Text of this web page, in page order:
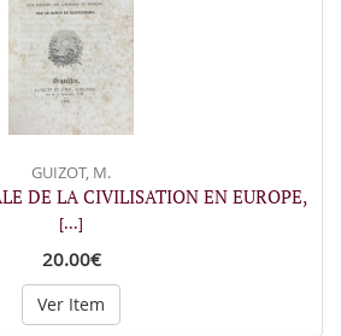
GUIZOT, M.
DE LA CIVILISATION EN EUROPE,
[...]
20.00€
Ver Item